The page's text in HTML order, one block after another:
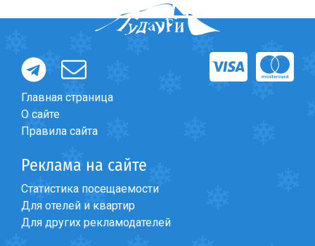
Главная страница
О сайте
Правила сайта
Реклама на сайте
Статистика посещаемости
Для отелей и квартир
Для других рекламодателей